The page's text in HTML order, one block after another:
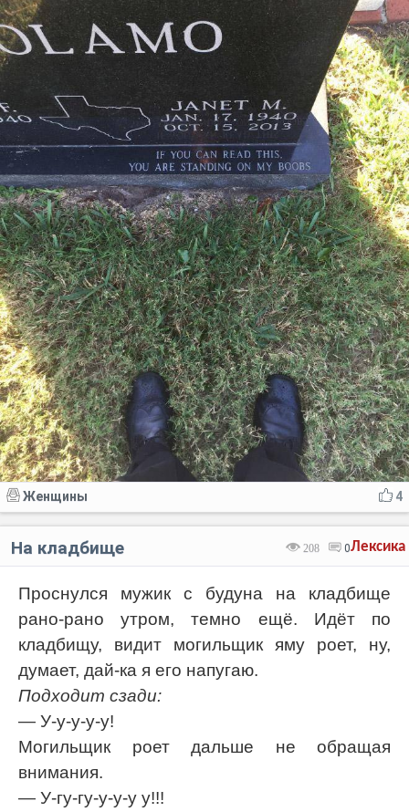
4
Женщины
Лексика
208 0
На кладбище
Проснулся мужик с будуна на кладбище
рано-рано утром, темно ещё. Идёт по
кладбищу, видит могильщик яму роет, ну,
думает, дай-ка я его напугаю.
Подходит сзади:
— У-у-у-у-у!
Могильщик роет дальше не обращая
внимания.
— У-гу-гу-у-у-у у!!!